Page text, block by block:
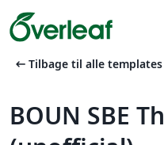
arrow_left_alt Tilbage til alle templates
BOUN SBE